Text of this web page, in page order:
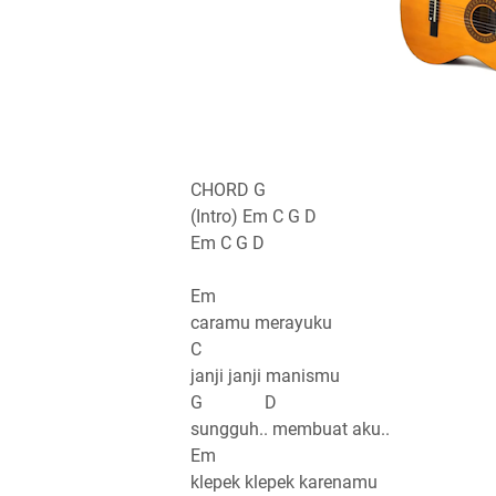
CHORD G
(Intro) Em C G D
Em C G D
Em
caramu merayuku
C
janji janji manismu
G D
sungguh.. membuat aku..
Em
klepek klepek karenamu